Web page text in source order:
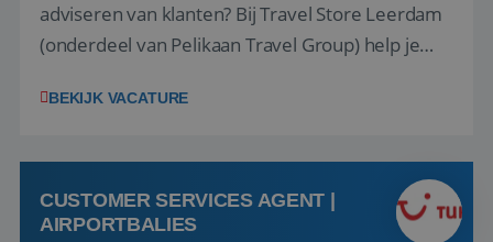
adviseren van klanten? Bij Travel Store Leerdam
(onderdeel van Pelikaan Travel Group) help je
vinden. Samen maken we van elke reis een
hebt in de reisbranche of j...
BEKIJK VACATURE
CUSTOMER SERVICES AGENT |
AIRPORTBALIES